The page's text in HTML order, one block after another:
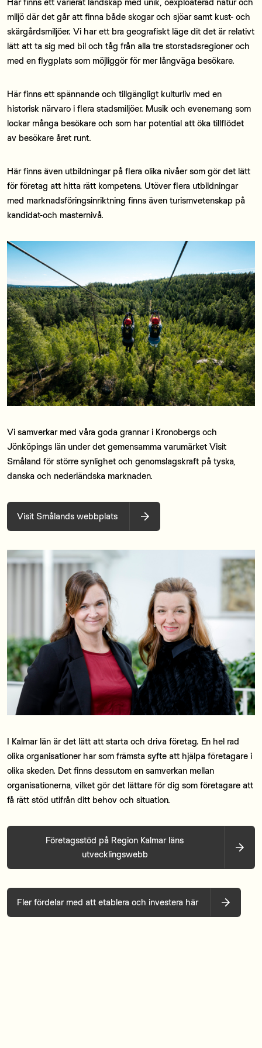
miljö där det går att finna både skogar och sjöar samt kust- och
skärgårdsmiljöer. Vi har ett bra geografiskt läge dit det är relativt
lätt att ta sig med bil och tåg från alla tre storstadsregioner och
med en flygplats som möjliggör för mer långväga besökare.
Här finns ett spännande och tillgängligt kulturliv med en
historisk närvaro i flera stadsmiljöer. Musik och evenemang som
lockar många besökare och som har potential att öka tillflödet
av besökare året runt.
Här finns även utbildningar på flera olika nivåer som gör det lätt
för företag att hitta rätt kompetens. Utöver flera utbildningar
med marknadsföringsinriktning finns även turismvetenskap på
kandidat-och masternivå.
Vi samverkar med våra goda grannar i Kronobergs och
Jönköpings län under det gemensamma varumärket Visit
Småland för större synlighet och genomslagskraft på tyska,
danska och nederländska marknaden.
Visit Smålands webbplats
I Kalmar län är det lätt att starta och driva företag. En hel rad
olika organisationer har som främsta syfte att hjälpa företagare i
olika skeden. Det finns dessutom en samverkan mellan
organisationerna, vilket gör det lättare för dig som företagare att
få rätt stöd utifrån ditt behov och situation.
Företagsstöd på Region Kalmar läns
utvecklingswebb
Fler fördelar med att etablera och investera här